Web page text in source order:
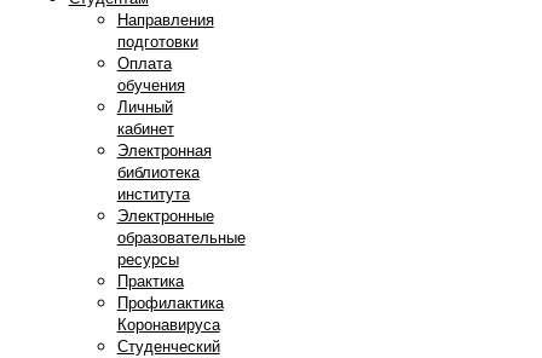
Направления
подготовки
Оплата
обучения
Личный
кабинет
Электронная
библиотека
института
Электронные
образовательные
ресурсы
Практика
Профилактика
Коронавируса
Студенческий